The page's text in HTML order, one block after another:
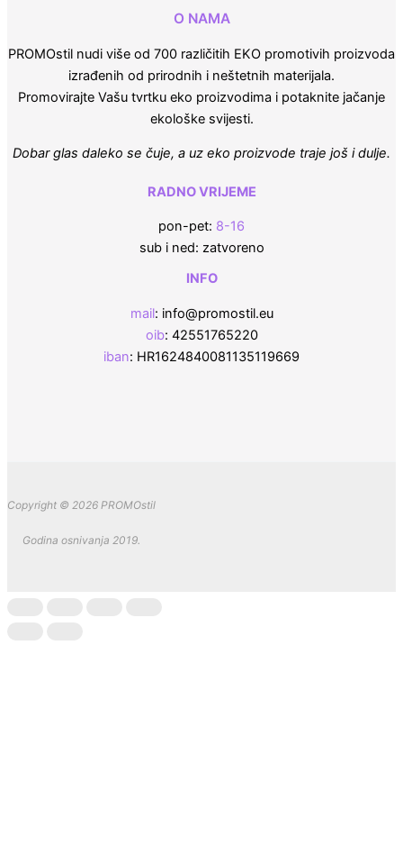
O NAMA
PROMOstil nudi više od 700 različitih EKO promotivih proizvoda
izrađenih od prirodnih i neštetnih materijala.
Promovirajte Vašu tvrtku eko proizvodima i potaknite jačanje
ekološke svijesti.
Dobar glas daleko se čuje, a uz eko proizvode traje još i dulje.
RADNO VRIJEME
pon-pet: 8-16
sub i ned: zatvoreno
INFO
mail: info@promostil.eu
oib: 42551765220
iban: HR1624840081135119669
Copyright © 2026 PROMOstil
Godina osnivanja 2019.